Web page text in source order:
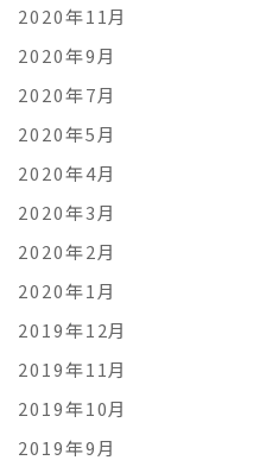
2020年11月
2020年9月
2020年7月
2020年5月
2020年4月
2020年3月
2020年2月
2020年1月
2019年12月
2019年11月
2019年10月
2019年9月